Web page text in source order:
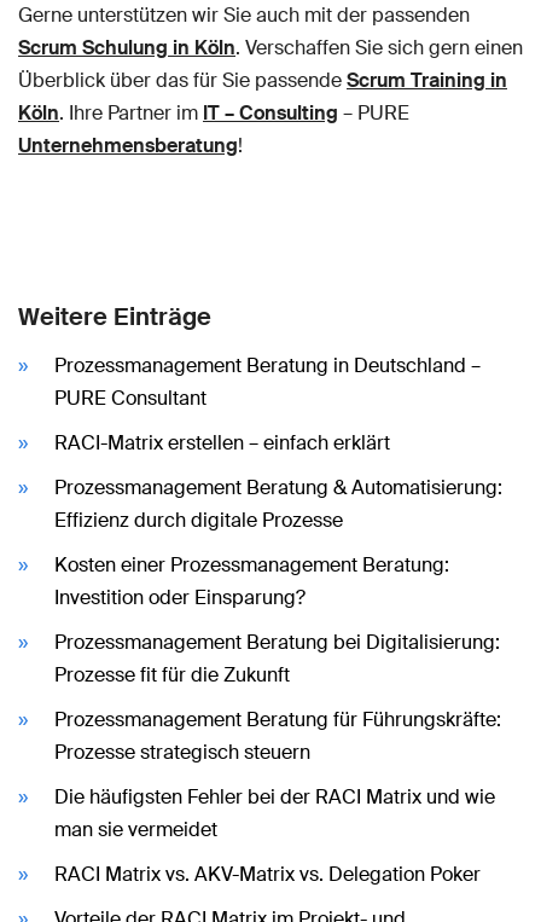
Gerne unterstützen wir Sie auch mit der passenden
Scrum Schulung in Köln. Verschaffen Sie sich gern einen
Überblick über das für Sie passendeScrum Training in
Köln. Ihre Partner im IT – Consulting – PURE
Unternehmensberatung!
Weitere Einträge
Prozessmanagement Beratung in Deutschland –
PURE Consultant
RACI-Matrix erstellen – einfach erklärt
Prozessmanagement Beratung & Automatisierung:
Effizienz durch digitale Prozesse
Kosten einer Prozessmanagement Beratung:
Investition oder Einsparung?
Prozessmanagement Beratung bei Digitalisierung:
Prozesse fit für die Zukunft
Prozessmanagement Beratung für Führungskräfte:
Prozesse strategisch steuern
Die häufigsten Fehler bei der RACI Matrix und wie
man sie vermeidet
RACI Matrix vs. AKV-Matrix vs. Delegation Poker